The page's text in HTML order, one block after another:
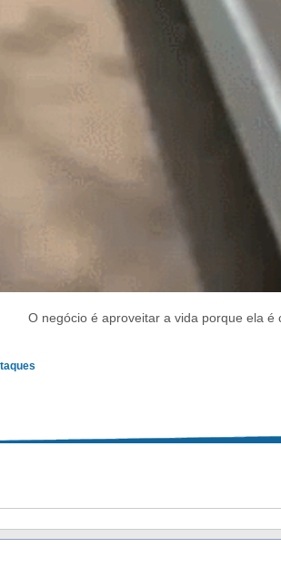
O negócio é aproveitar a vida porque ela é